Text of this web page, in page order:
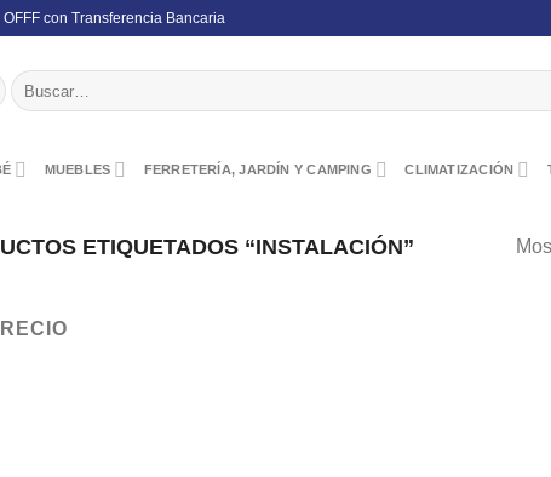
con Transferencia Bancaria
Buscar
por:
MUEBLES FERRETERÍA, JARDÍN Y CAMPING CLIMATIZACIÓN
ETIQUETADOS “INSTALACIÓN”